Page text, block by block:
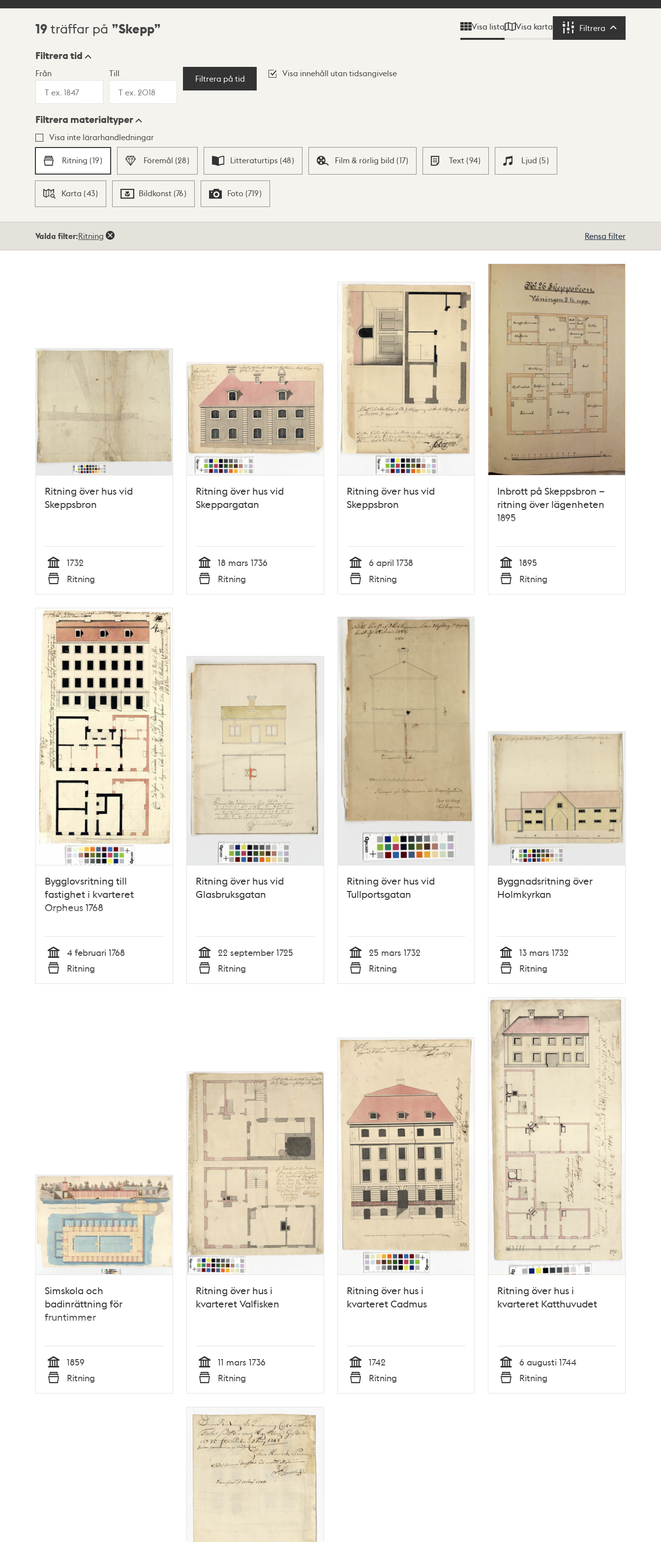
Sökresultat
19 träffar på Skepp Visa lista Visa karta Filtrera Filtrera
Visningsläge
Lista Karta
Filtrera tid
Från Till
Filtrera på tid
Visa innehåll utan tidsangivelse
Filtrera materialtyper
Visa inte lärarhandledningar
Ritning (19) Föremål (28) Litteraturtips (48) Film & rörlig bild (17) Text (94) Ljud (5)
Karta (43) Bildkonst (76) Foto (719)
Valda filter:Ritning Rensa filter
Ritning över hus vid
Skeppsbron
Tid
1732
Typ
Ritning
Ritning över hus vid
Skeppargatan
Tid
18 mars 1736
Typ
Ritning
Ritning över hus vid
Skeppsbron
Tid
6 april 1738
Typ
Ritning
Inbrott på Skeppsbron –
ritning över lägenheten
1895
Tid
1895
Typ
Ritning
Bygglovsritning till
fastighet i kvarteret
Orpheus 1768
Tid
4 februari 1768
Typ
Ritning
Ritning över hus vid
Glasbruksgatan
Tid
22 september 1725
Typ
Ritning
Ritning över hus vid
Tullportsgatan
Tid
25 mars 1732
Typ
Ritning
Byggnadsritning över
Holmkyrkan
Tid
13 mars 1732
Typ
Ritning
Simskola och
badinrättning för
fruntimmer
Tid
1859
Typ
Ritning
Ritning över hus i
kvarteret Valfisken
Tid
11 mars 1736
Typ
Ritning
Ritning över hus i
kvarteret Cadmus
Tid
1742
Typ
Ritning
Ritning över hus i
kvarteret Katthuvudet
Tid
6 augusti 1744
Typ
Ritning